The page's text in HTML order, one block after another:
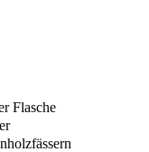
Flasche